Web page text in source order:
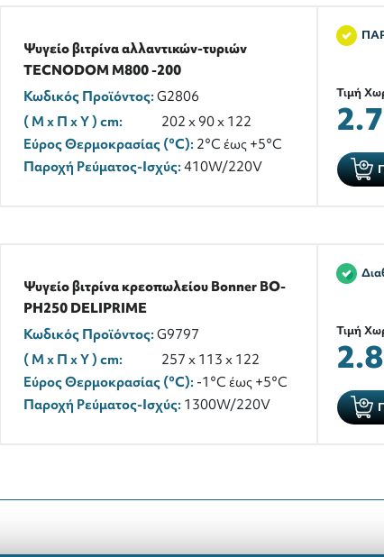
Ψυγείο βιτρίνα αλλαντικών-τυριών
TECNODOM M800 -200
Κωδικός Προϊόντος:G2806
( M x Π x Y ) cm:
202 x 90 x 122
Εύρος Θερμοκρασίας (°C): 2°C έως +5°C
Παροχή Ρεύματος-Ισχύς:410W/220V
Τιμή
Ψυγείο βιτρίνα κρεοπωλείου Bonner BO-
PH250 DELIPRIME
Κωδικός Προϊόντος:G9797
( M x Π x Y ) cm:
257 x 113 x 122
Εύρος Θερμοκρασίας (°C): -1°C έως +5°C
Παροχή Ρεύματος-Ισχύς: 1300W/220V
Τιμή